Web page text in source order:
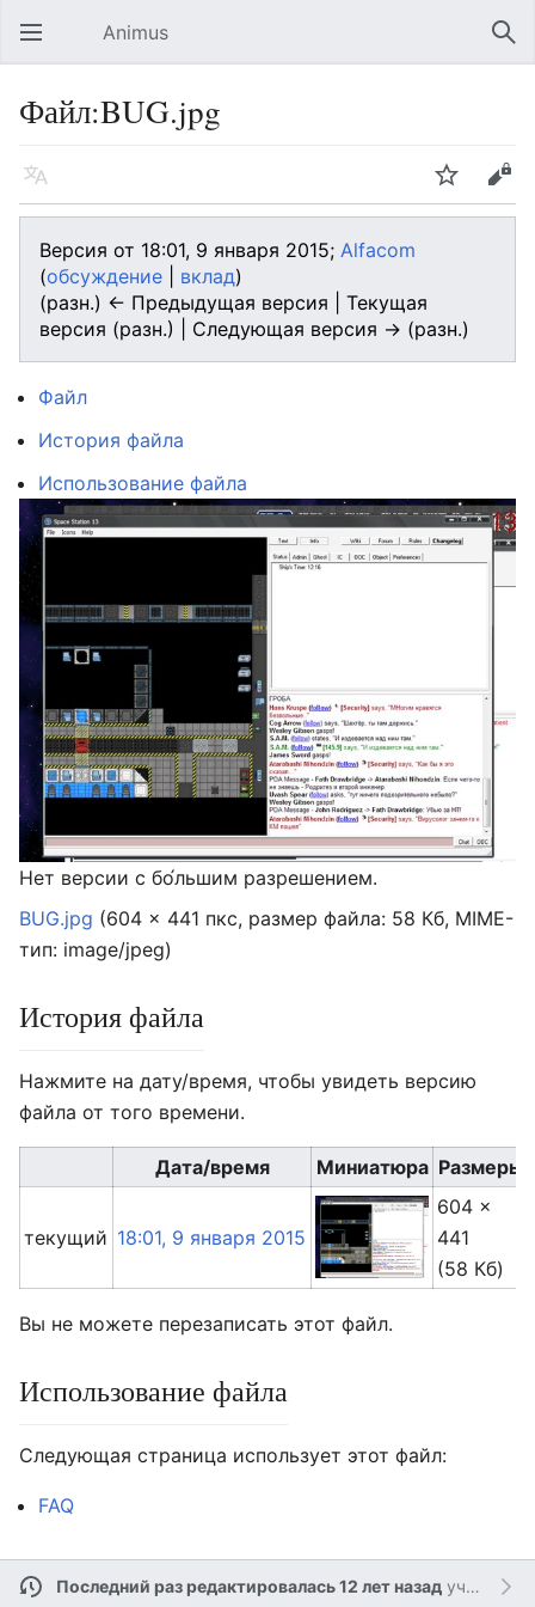
Открыть главное меню Animus
Файл:BUG.jpg
Язык Следить
Версия от 18:01, 9 января 2015; Alfacom
(обсуждение вклад)
(разн.) ← Предыдущая версия | Текущая
версия (разн.) | Следующая версия → (разн.)
Файл
История файла
Использование файла
Нет версии с бо́льшим разрешением.
BUG.jpg (604 × 441 пкс, размер файла: 58 Кб, MIME-
тип: image/jpeg)
История файла
Нажмите на дату/время, чтобы увидеть версию
файла от того времени.
Дата/время Миниатюра Размеры
текущий 18:01, 9 января 2015
604 ×
441
(58 Кб)
Вы не можете перезаписать этот файл.
Использование файла
Следующая страница использует этот файл:
FAQ
Последний раз редактировалась 12 лет назадучастником